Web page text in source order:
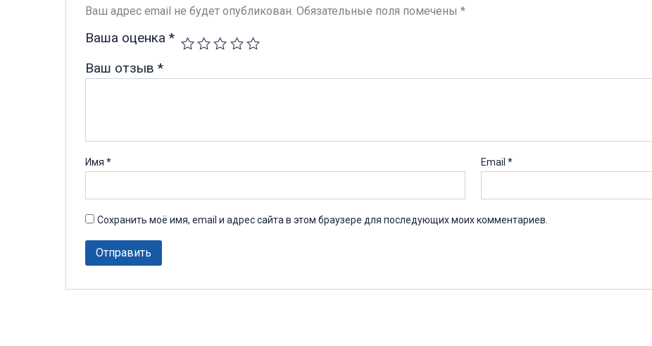
Ваш адрес email не будет опубликован. Обязательные поля помечены *
Ваша оценка *
Ваш отзыв *
Имя * Email*
Сохранить моё имя, email и адрес сайта в этом браузере для последующих моих комментариев.